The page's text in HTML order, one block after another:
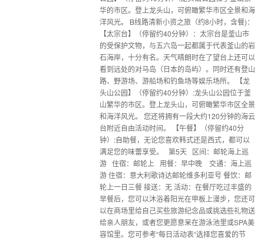
华的市区。登上龙头山，可俯瞰繁华市区全景和海
洋风光。 B线路清新小资之旅（约8小时，含餐)：
【太宗台】（停留约40分钟）：太宗台是釜山市
的受保护文物，与五六岛一起都属于代表釜山的岩
石海岸，十分有名。天气晴朗时在了望台上还可以
看到远处的对马岛（日本的岛屿）。同时还有登山
路、野游场、游船场和钓鱼场等娱乐场所。 【龙
头山公园】（停留约40分钟）:龙头山公园位于釜
山繁华的市区。登上龙头山，可俯瞰繁华市区全景
和海洋风光。 您还将拥有一段大约120分钟的海云
台附近自由活动时间。 【午餐】（停留约40分
钟）:自助餐，无论您喜欢韩式还是西式，都可以
满足您的味蕾享受。 第5天 区间：邮轮海上巡
游 住宿：邮轮上 用餐：早中晚 交通：海上巡
游 住宿：意大利歌诗达邮轮维多利亚号 餐饮：邮
轮上一日三餐 接送：无 活动：在餐厅吃过丰盛的
早餐后，您可以沐浴着阳光在甲板上漫步，您还可
以在商场里给自己买些旅游纪念品或挑选些礼物送
给亲人朋友，或者您更愿意呆在游泳池里或SPA美
容馆里。您可参考“每日活动表“选择您喜爱的节